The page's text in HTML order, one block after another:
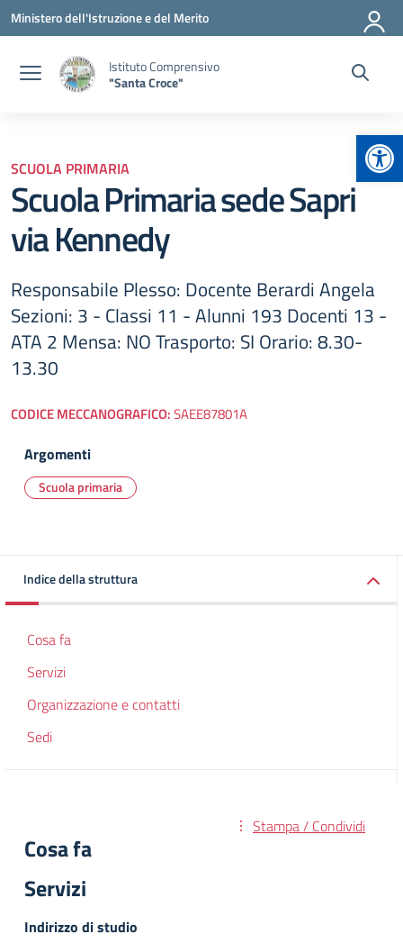
Vai ai contenuti
Vai al menu di navigazione
Vai al footer
Ministero dell'Istruzione e del Merito
Istituto Comprensivo
"Santa Croce"
SCUOLA PRIMARIA
Scuola Primaria sede Sapri
via Kennedy
Responsabile Plesso: Docente Berardi Angela
Sezioni: 3 - Classi 11 - Alunni 193 Docenti 13 -
ATA 2 Mensa: NO Trasporto: SI Orario: 8.30-
13.30
CODICE MECCANOGRAFICO:SAEE87801A
Argomenti
Scuola primaria
Indice della struttura
Cosa fa
Servizi
Organizzazione e contatti
Sedi
Stampa / Condividi
Cosa fa
Servizi
Indirizzo di studio